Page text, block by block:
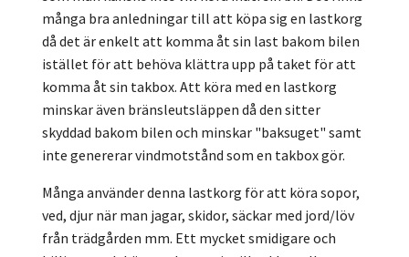
många bra anledningar till att köpa sig en lastkorg
då det är enkelt att komma åt sin last bakom bilen
istället för att behöva klättra upp på taket för att
komma åt sin takbox. Att köra med en lastkorg
minskar även bränsleutsläppen då den sitter
skyddad bakom bilen och minskar "baksuget" samt
inte genererar vindmotstånd som en takbox gör.
Många använder denna lastkorg för att köra sopor,
ved, djur när man jagar, skidor, säckar med jord/löv
från trädgården mm. Ett mycket smidigare och